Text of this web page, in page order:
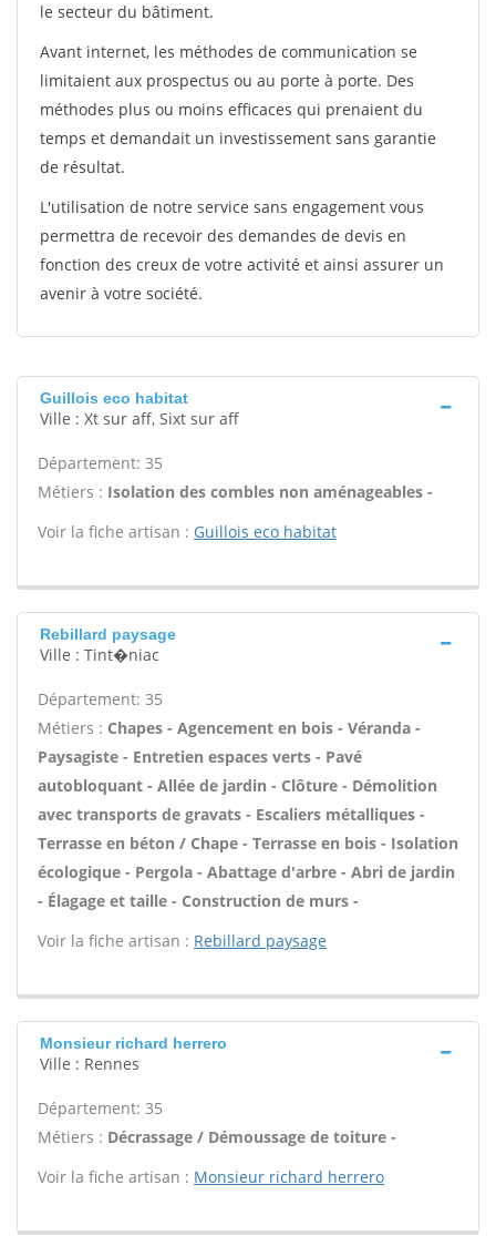
le secteur du bâtiment.
Avant internet, les méthodes de communication se
limitaient aux prospectus ou au porte à porte. Des
méthodes plus ou moins efficaces qui prenaient du
temps et demandait un investissement sans garantie
de résultat.
L'utilisation de notre service sans engagement vous
permettra de recevoir des demandes de devis en
fonction des creux de votre activité et ainsi assurer un
avenir à votre société.
Guillois eco habitat
Ville : Xt sur aff, Sixt sur aff
Département: 35
Métiers : Isolation des combles non aménageables -
Voir la fiche artisan : Guillois eco habitat
Rebillard paysage
Ville : Tint�niac
Département: 35
Métiers : Chapes - Agencement en bois - Véranda -
Paysagiste - Entretien espaces verts - Pavé
autobloquant - Allée de jardin - Clôture - Démolition
avec transports de gravats - Escaliers métalliques -
Terrasse en béton / Chape - Terrasse en bois - Isolation
écologique - Pergola - Abattage d'arbre - Abri de jardin
- Élagage et taille - Construction de murs -
Voir la fiche artisan : Rebillard paysage
Monsieur richard herrero
Ville : Rennes
Département: 35
Métiers : Décrassage / Démoussage de toiture -
Voir la fiche artisan : Monsieur richard herrero